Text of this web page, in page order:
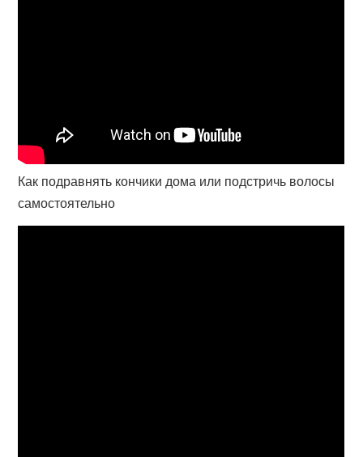
Как подравнять кончики дома или подстричь волосы
самостоятельно